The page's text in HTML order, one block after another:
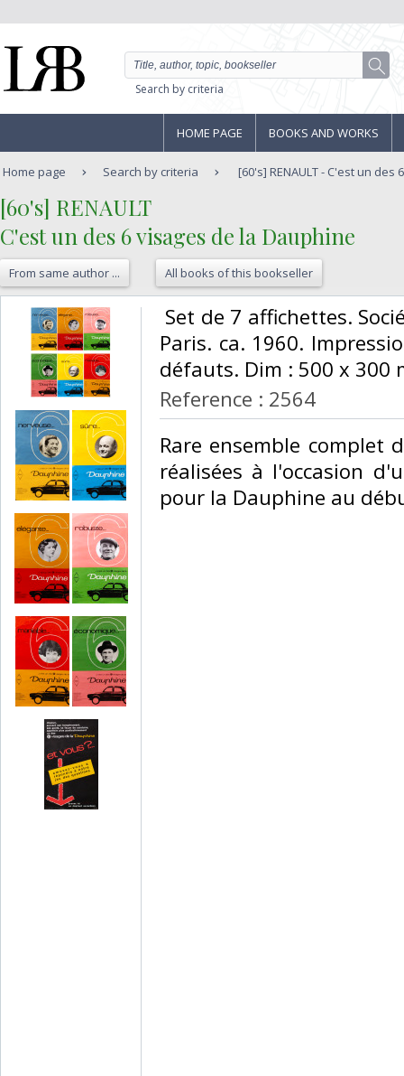
Search by criteria
HOME PAGE BOOKS AND WORKS
Home page Search by criteria [60's] RENAULT - C'est un des
‎[60's] RENAULT‎
‎C'est un des 6 visages de la Dauphine‎
From same author ... All books of this bookseller
Set de 7 affichettes.
Paris. ca. 1960.
défauts. Dim : 500 x 300
Reference : 2564
‎Rare ensemble complet
réalisées à l'occasion
pour la Dauphine au